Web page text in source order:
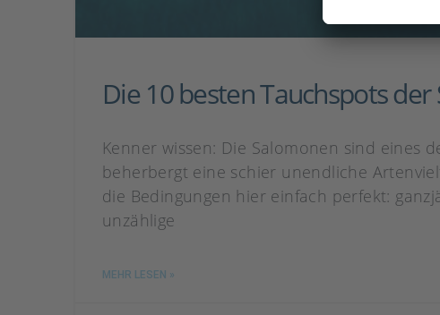
Die 10 besten Tauchspots
Kenner wissen: Die Salomonen sind eines
beherbergt eine schier unendliche
die Bedingungen hier einfach perfekt:
unzählige
MEHR LESEN »